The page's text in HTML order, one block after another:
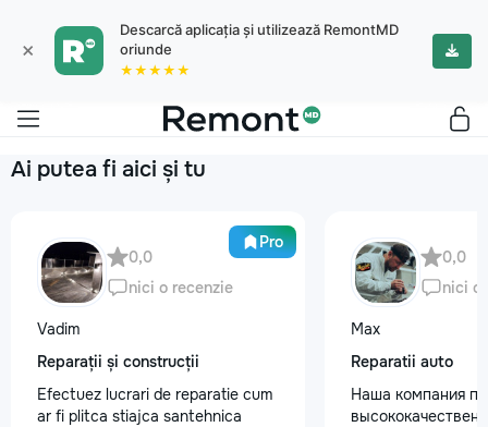
×
Descarcă aplicația și utilizează RemontMD
oriunde
★★★★★
Ai putea fi aici și tu
Pro
0,0
nici o recenzie
Vadim
Reparații și construcții
Efectuez lucrari de reparatie cum
ar fi plitca stiajca santehnica
0,0
nici o
Max
Reparatii auto
Наша компания